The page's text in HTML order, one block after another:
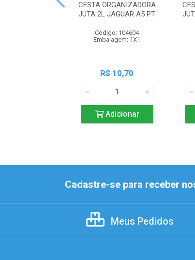
CESTA ORGANIZADORA
JUTA 2L JAGUAR A5 PT
Código: 104604
Embalagem: 1X1
R$ 10,70
Adicionar
Cadastre-se para receber
Meus Pedidos